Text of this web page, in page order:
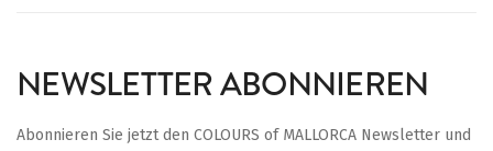
NEWSLETTER ABONNIEREN
Abonnieren Sie jetzt den COLOURS of MALLORCA Newsletter und